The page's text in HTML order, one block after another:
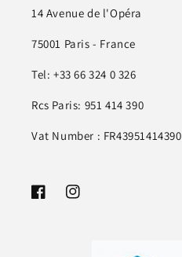
14 Avenue de l'Opéra
75001 Paris - France
Tel: +33 66 324 0 326
Rcs Paris: 951 414 390
Vat Number : FR43951414390
FacebookInstagram